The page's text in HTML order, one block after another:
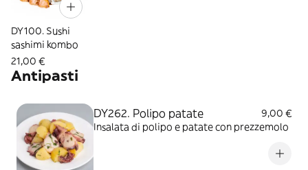
DY100. Sushi
sashimi kombo
21,00 €
Antipasti
DY262. Polipo patate
9,00 €
Insalata di polipo e patate con prezzemolo